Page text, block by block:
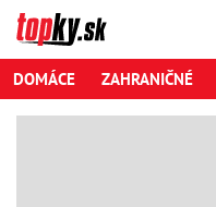
DOMÁCE ZAHRANIČNÉ